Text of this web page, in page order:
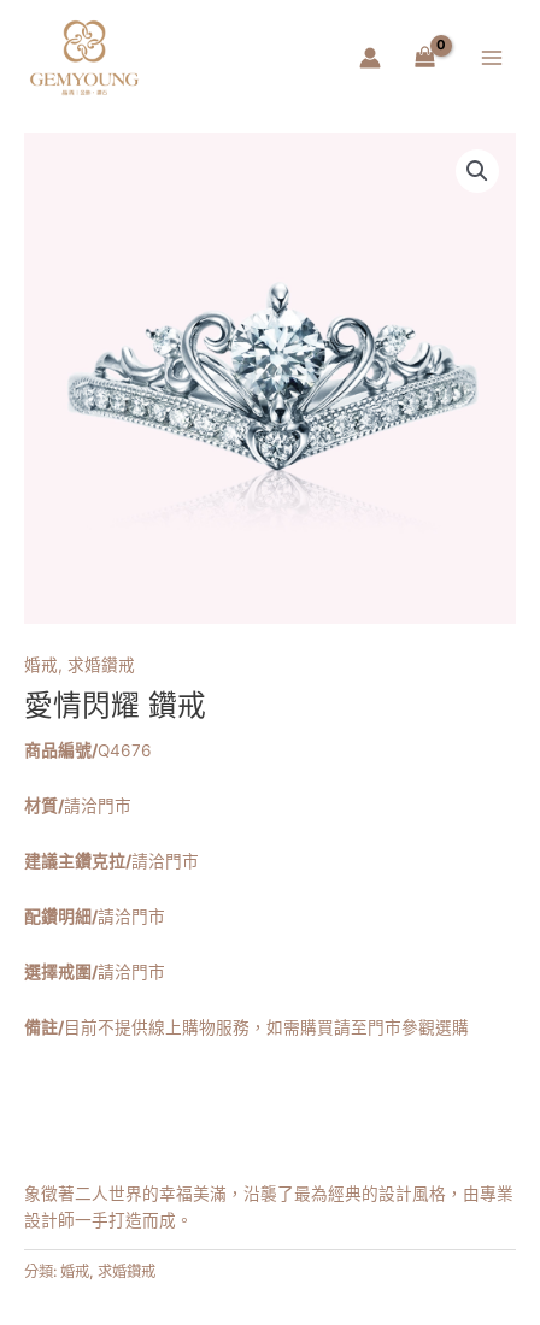
Menu
婚戒, 求婚鑽戒
愛情閃耀 鑽戒
商品編號/Q4676
材質/請洽門市
建議主鑽克拉/請洽門市
配鑽明細/請洽門市
選擇戒圍/請洽門市
備註/目前不提供線上購物服務，如需購買請至門市參觀選購
象徵著二人世界的幸福美滿，沿襲了最為經典的設計風格，由專業
設計師一手打造而成。
分類: 婚戒 求婚鑽戒